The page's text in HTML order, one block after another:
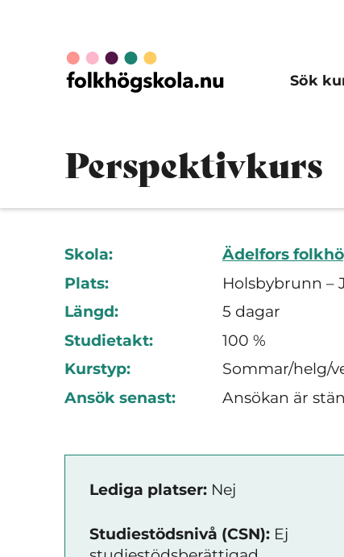
Sök
Perspektivkurs
Skola:
Ädelfors
Plats:
Holsbybrunn –
Längd:
5 dagar
Studietakt:
100 %
Kurstyp:
Sommar/helg/
Ansök senast:
Ansökan är
Lediga platser: Nej
Studiestödsnivå (CSN): Ej